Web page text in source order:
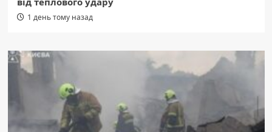
1 день тому назад